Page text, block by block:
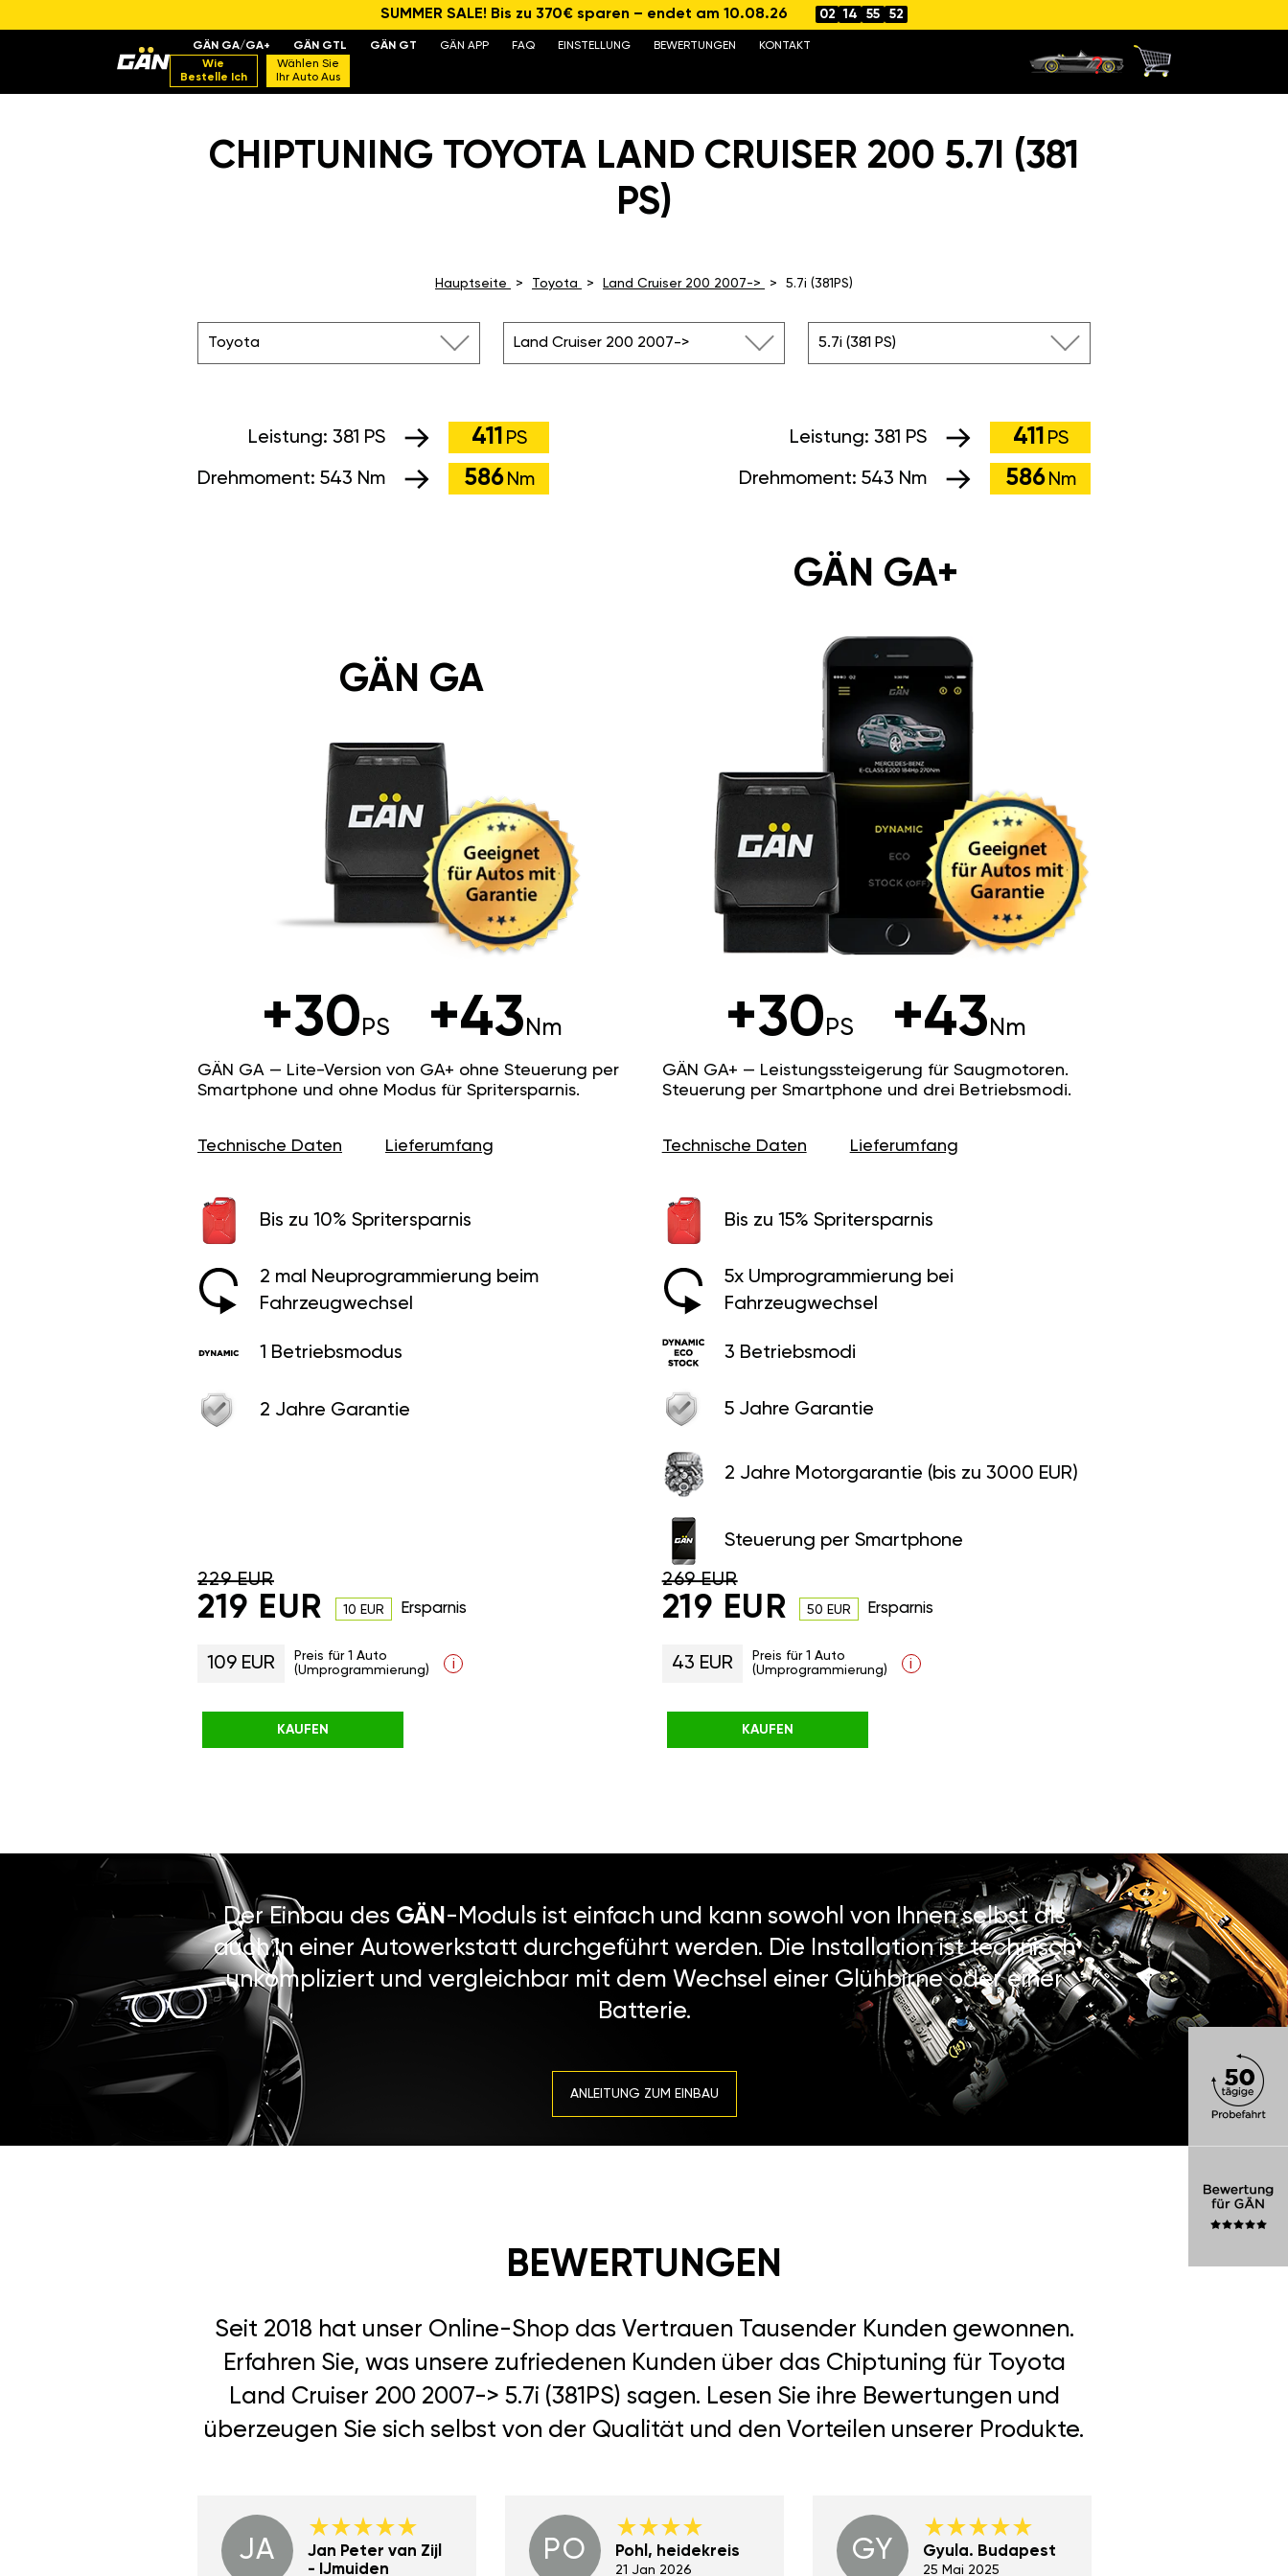
SUMMER SALE! Bis zu 370€ sparen – endet am 10.08.26 02 14 55 51
GÄN GA/GA+ GÄN GTL GÄN GT GÄN APP FAQ EINSTELLUNG BEWERTUNGEN
KONTAKT
Wie
Bestelle Ich
Wählen Sie
Ihr Auto Aus
CHIPTUNING TOYOTA LAND CRUISER 200 5.7I (381
PS)
Hauptseite Toyota Land Cruiser 200 2007-> 5.7i (381PS)
Toyota Land Cruiser 200 2007-> 5.7i (381 PS)
Leistung: 381 PS 411 PS
Drehmoment: 543 Nm 586 Nm
Leistung: 381 PS 411 PS
Drehmoment: 543 Nm 586 Nm
GÄN GA+
+30PS +43Nm
GÄN GA+ — Leistungssteigerung für Saugmotoren.
Steuerung per Smartphone und drei Betriebsmodi.
Technische Daten Lieferumfang
Bis zu 15% Spritersparnis
5x Umprogrammierung bei
Fahrzeugwechsel
3 Betriebsmodi
5 Jahre Garantie
2 Jahre Motorgarantie (bis zu 3000 EUR)
Steuerung per Smartphone
269 EUR
219 EUR 50 EUR Ersparnis
43 EUR
Preis für 1 Auto
(Umprogrammierung)
i
KAUFEN
GÄN GA
+30PS +43Nm
GÄN GA — Lite-Version von GA+ ohne Steuerung per
Smartphone und ohne Modus für Spritersparnis.
Technische Daten Lieferumfang
Bis zu 10% Spritersparnis
2 mal Neuprogrammierung beim
Fahrzeugwechsel
1 Betriebsmodus
2 Jahre Garantie
229 EUR
219 EUR 10 EUR Ersparnis
109 EUR
Preis für 1 Auto
(Umprogrammierung)
i
KAUFEN
Der Einbau des GÄN-Moduls ist einfach und kann sowohl von Ihnen selbst als
auch in einer Autowerkstatt durchgeführt werden. Die Installation ist technisch
unkompliziert und vergleichbar mit dem Wechsel einer Glühbirne oder einer
Batterie.
ANLEITUNG ZUM EINBAU
BEWERTUNGEN
Seit 2018 hat unser Online-Shop das Vertrauen Tausender Kunden gewonnen.
Erfahren Sie, was unsere zufriedenen Kunden über das Chiptuning für Toyota
Land Cruiser 200 2007-> 5.7i (381PS) sagen. Lesen Sie ihre Bewertungen und
überzeugen Sie sich selbst von der Qualität und den Vorteilen unserer Produkte.
JA
Jan Peter van Zijl
- IJmuiden
PO Pohl, heidekreis
21 Jan 2026
GY Gyula. Budapest
25 Mai 2025